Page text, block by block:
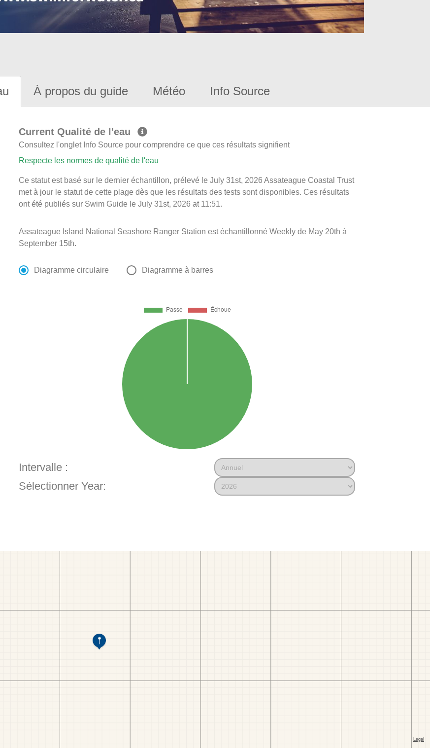
À propos du guide Météo Info Source
Current Qualité de l'eau
Consultez l'onglet Info Source pour comprendre ce que ces résultats signifient
Respecte les normes de qualité de l'eau
Ce statut est basé sur le dernier échantillon, prélevé le July 31st, 2026 Assateague Coastal Trust
met à jour le statut de cette plage dès que les résultats des tests sont disponibles. Ces résultats
ont été publiés sur Swim Guide le July 31st, 2026 at 11:51.
Assateague Island National Seashore Ranger Station est échantillonné Weekly de May 20th à
September 15th.
Diagramme circulaire Diagramme à barres
Intervalle :
Sélectionner Year: